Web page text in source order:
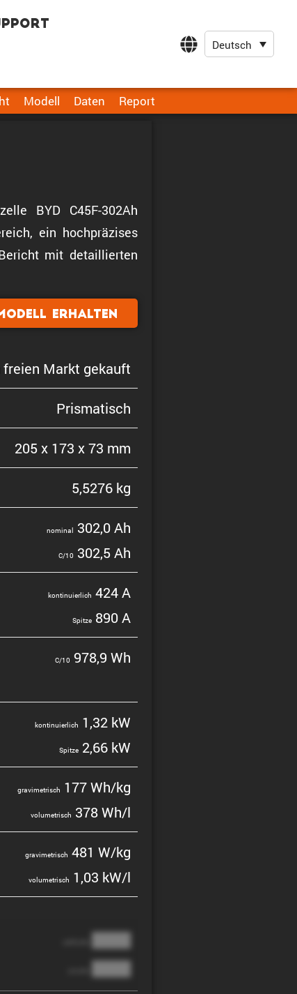
Deutsch
Modell Daten Report
BYD C45F-302Ah
ein hochpräzises
mit detaillierten
erhalten
freien Markt gekauft
Prisma­tisch
205 x 173 x 73 mm
5,5276 kg
nominal 302,0 Ah
C/10 302,5 Ah
konti­nu­ier­lich 424 A
Spitze890 A
C/10 978,9 Wh
konti­nu­ier­lich 1,32 kW
Spitze2,66 kW
gravi­me­trisch 177 Wh/kg
volume­trisch 378 Wh/l
gravi­me­trisch 481 W/kg
volume­trisch 1,03 kW/l
████
████